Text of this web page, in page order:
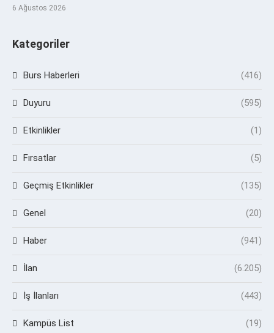
6 Ağustos 2026
Kategoriler
Burs Haberleri (416)
Duyuru (595)
Etkinlikler (1)
Fırsatlar (5)
Geçmiş Etkinlikler (135)
Genel (20)
Haber (941)
İlan (6.205)
İş İlanları (443)
Kampüs List (19)